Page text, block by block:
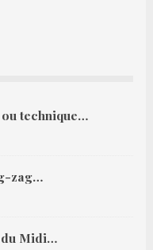
ou technique…
zag…
du Midi…